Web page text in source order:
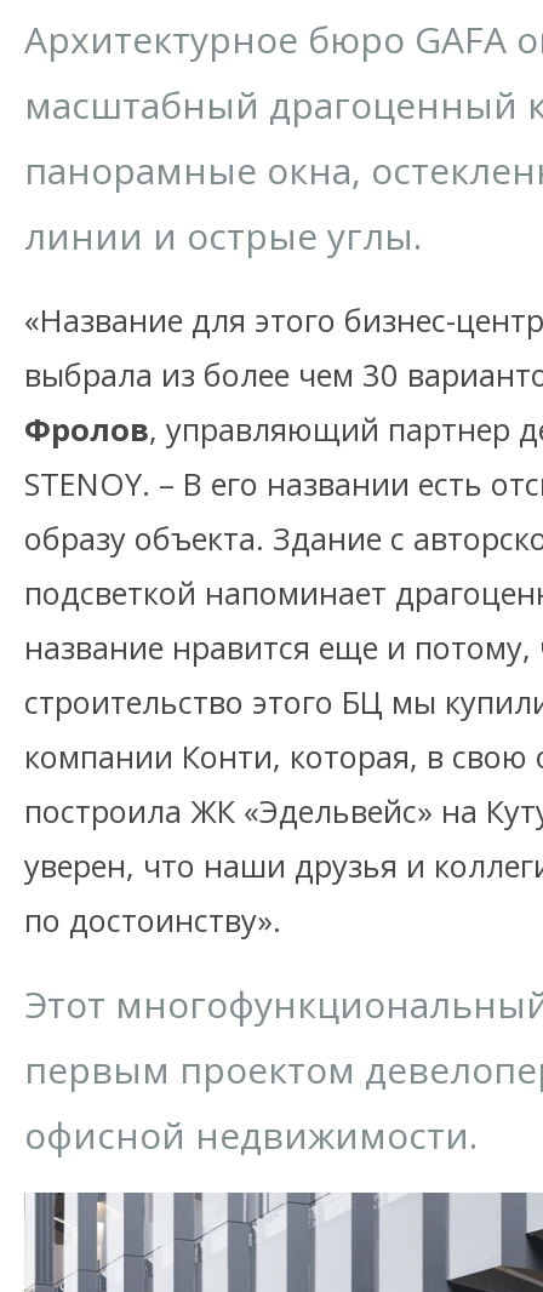
Архитектурное бюро GAFA
масштабный драгоценный
панорамные окна,
линии и острые углы.
«Название для этого бизнес-
выбрала из более чем 30
Фролов, управляющий партнер
STENOY. – В его названии есть
образу объекта. Здание с
подсветкой напоминает
название нравится еще и
строительство этого БЦ мы
компании Конти, которая, в свою
построила ЖК «Эдельвейс» на
уверен, что наши друзья и
по достоинству».
Этот
первым проектом
офисной недвижимости.